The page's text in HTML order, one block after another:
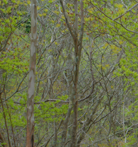
の
装
備